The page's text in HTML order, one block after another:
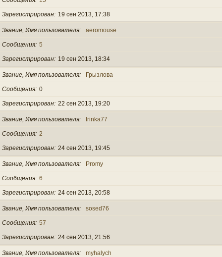
Зарегистрирован 19 сен 2013, 17:38
Звание, Имя пользователя aeromouse
Сообщения 5
Зарегистрирован 19 сен 2013, 18:34
Звание, Имя пользователя Грызлова
Сообщения 0
Зарегистрирован 22 сен 2013, 19:20
Звание, Имя пользователя Irinka77
Сообщения 2
Зарегистрирован 24 сен 2013, 19:45
Звание, Имя пользователя Promy
Сообщения 6
Зарегистрирован 24 сен 2013, 20:58
Звание, Имя пользователя sosed76
Сообщения 57
Зарегистрирован 24 сен 2013, 21:56
Звание, Имя пользователя myhalych